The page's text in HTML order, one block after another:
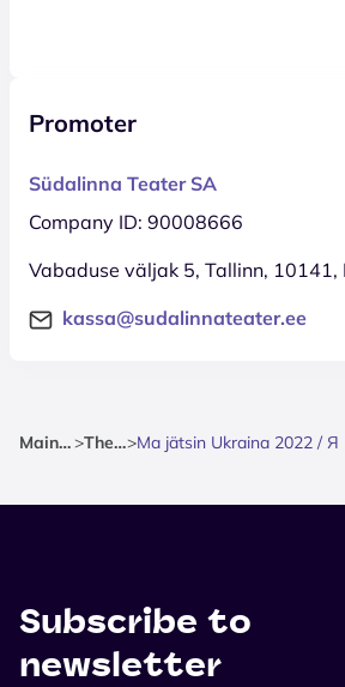
Promoter
Südalinna Teater SA
Company ID: 90008666
Vabaduse väljak 5, Tallinn, 10141,
kassa@sudalinnateater.ee
Mainpage > Theatre>
Subscribe to
newsletter